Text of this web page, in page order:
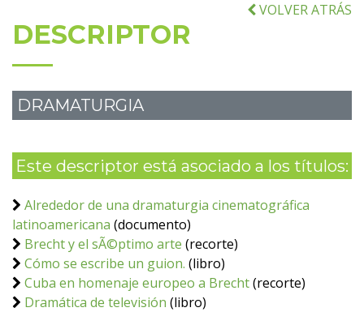
VOLVER ATRÁS
DESCRIPTOR
DRAMATURGIA
Este descriptor está asociado a los títulos:
Alrededor de una dramaturgia cinematográfica
latinoamericana (documento)
Brecht y el sÃ©ptimo arte (recorte)
Cómo se escribe un guion. (libro)
Cuba en homenaje europeo a Brecht(recorte)
Dramática de televisión (libro)